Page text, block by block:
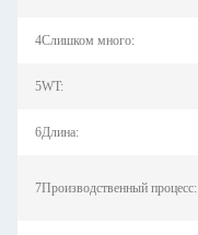
4Слишком много:
5WT:
6Длина:
7Производственный процесс: